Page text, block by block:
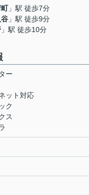
」駅 徒歩7分
谷 」駅 徒歩9分
」駅 徒歩10分
ー
ット対応
ク
ス